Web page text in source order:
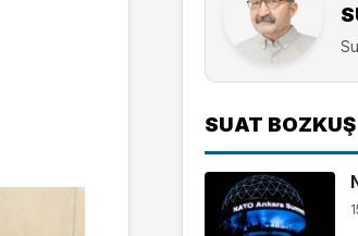
SUAT